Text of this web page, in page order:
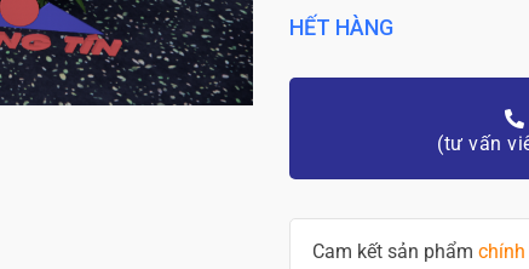
HẾT HÀNG
(tư vấn
Cam kết sản phẩm chính